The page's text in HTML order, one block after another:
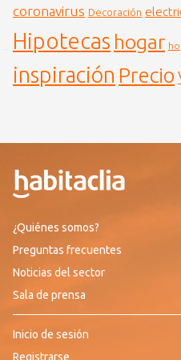
coronavirus Decoración
Hipotecas hogar
inspiración Precio
¿Quiénes somos?
Preguntas frecuentes
Noticias del sector
Sala de prensa
Inicio de sesión
Registrarse